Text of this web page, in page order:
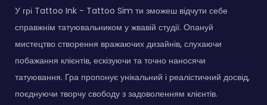
У грі Tattoo Ink - Tattoo Sim ти зможеш відчути себе
справжнім татуювальником у жвавій студії. Опануй
мистецтво створення вражаючих дизайнів, слухаючи
побажання клієнтів, ескізуючи та точно наносячи
татуювання. Гра пропонує унікальний і реалістичний досвід,
поєднуючи творчу свободу з задоволенням клієнтів.